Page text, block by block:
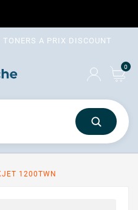
TONERS A PRIX DISCOUNT
0
1200TWN